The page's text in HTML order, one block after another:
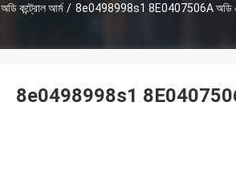
অডি কন্ট্রোল আর্ম / 8e0498998s1 8E0407506A অডি এ 6
8e0498998s1 8E0407506A